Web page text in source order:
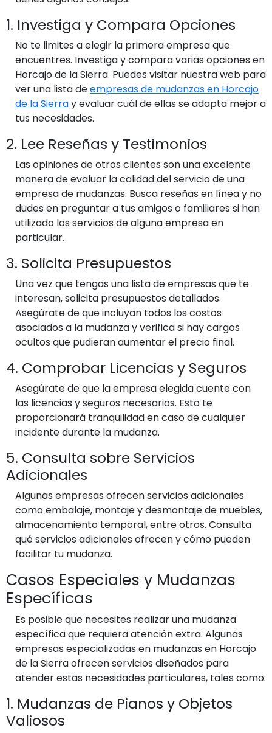
1. Investiga y Compara Opciones
No te limites a elegir la primera empresa que
encuentres. Investiga y compara varias opciones en
Horcajo de la Sierra. Puedes visitar nuestra web para
ver una lista deempresas de mudanzas en Horcajo
de la Sierray evaluar cuál de ellas se adapta mejor a
tus necesidades.
2. Lee Reseñas y Testimonios
Las opiniones de otros clientes son una excelente
manera de evaluar la calidad del servicio de una
empresa de mudanzas. Busca reseñas en línea y no
dudes en preguntar a tus amigos o familiares si han
utilizado los servicios de alguna empresa en
particular.
3. Solicita Presupuestos
Una vez que tengas una lista de empresas que te
interesan, solicita presupuestos detallados.
Asegúrate de que incluyan todos los costos
asociados a la mudanza y verifica si hay cargos
ocultos que pudieran aumentar el precio final.
4. Comprobar Licencias y Seguros
Asegúrate de que la empresa elegida cuente con
las licencias y seguros necesarios. Esto te
proporcionará tranquilidad en caso de cualquier
incidente durante la mudanza.
5. Consulta sobre Servicios
Adicionales
Algunas empresas ofrecen servicios adicionales
como embalaje, montaje y desmontaje de muebles,
almacenamiento temporal, entre otros. Consulta
qué servicios adicionales ofrecen y cómo pueden
facilitar tu mudanza.
Casos Especiales y Mudanzas
Específicas
Es posible que necesites realizar una mudanza
específica que requiera atención extra. Algunas
empresas especializadas en mudanzas en Horcajo
de la Sierra ofrecen servicios diseñados para
atender estas necesidades particulares, tales como:
1. Mudanzas de Pianos y Objetos
Valiosos